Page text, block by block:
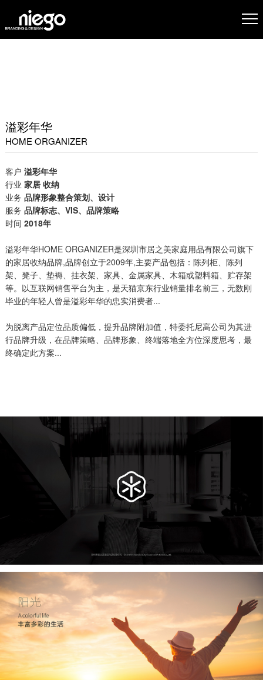
溢彩年华
HOME ORGANIZER
客户 溢彩年华
行业 家居 收纳
业务 品牌形象整合策划、设计
服务 品牌标志、VIS、品牌策略
时间 2018年
溢彩年华HOME ORGANIZER是深圳市居之美家庭用品有限公司旗下
的家居收纳品牌,品牌创立于2009年,主要产品包括：陈列柜、陈列
架、凳子、垫褥、挂衣架、家具、金属家具、木箱或塑料箱、贮存架
等。以互联网销售平台为主，是天猫京东行业销量排名前三，无数刚
毕业的年轻人曾是溢彩年华的忠实消费者...
为脱离产品定位品质偏低，提升品牌附加值，特委托尼高公司为其进
行品牌升级，在品牌策略、品牌形象、终端落地全方位深度思考，最
终确定此方案...